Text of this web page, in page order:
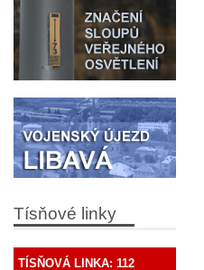
Tísňové linky
TÍSŇOVÁ LINKA: 112